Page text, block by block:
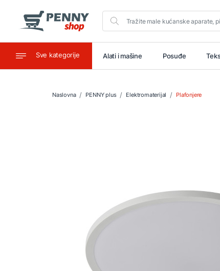
Sve kategorije
Ugostiteljstvo Alati i mašine Posuđe
Naslovna PENNY plus Elektromaterijal Plafonjere